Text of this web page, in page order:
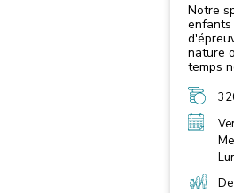
Notre
enfants
nature
temps
force,
la
sera